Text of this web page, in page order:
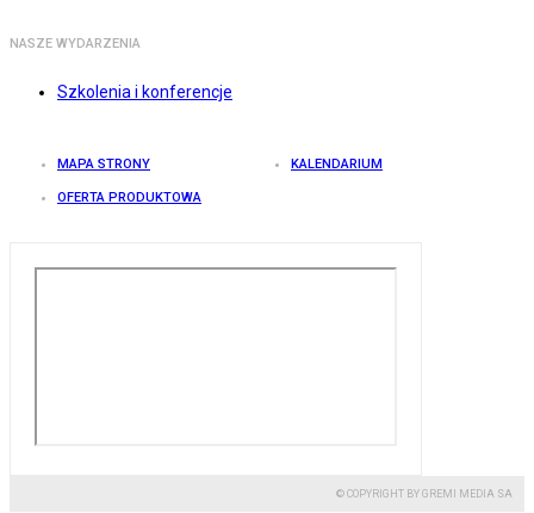
NASZE WYDARZENIA
Szkolenia i konferencje
MAPA STRONY KALENDARIUM
OFERTA PRODUKTOWA
© COPYRIGHT BY GREMI MEDIA SA